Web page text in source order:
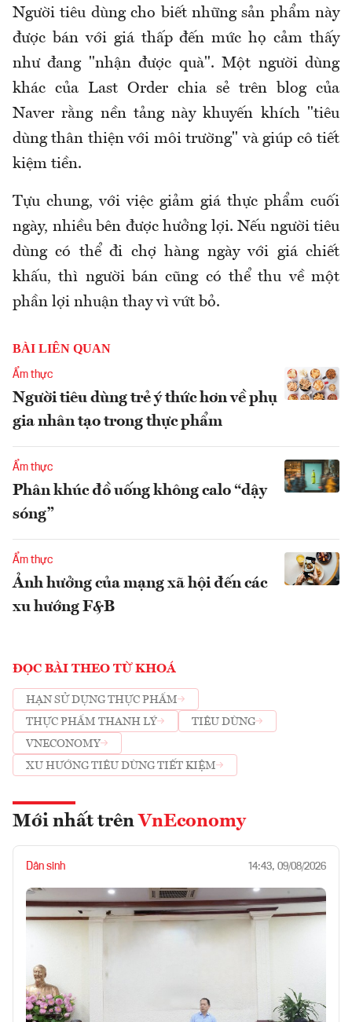
Người tiêu dùng cho biết những sản phẩm này
được bán với giá thấp đến mức họ cảm thấy
như đang "nhận được quà". Một người dùng
khác của Last Order chia sẻ trên blog của
Naver rằng nền tảng này khuyến khích "tiêu
dùng thân thiện với môi trường" và giúp cô tiết
kiệm tiền.
Tựu chung, với việc giảm giá thực phẩm cuối
ngày, nhiều bên được hưởng lợi. Nếu người tiêu
dùng có thể đi chợhàngngày với giá chiết
khấu, thì người bán cũng có thể thu về một
phần lợi nhuận thay vì vứt bỏ.
BÀI LIÊN QUAN
Ẩm thực
Người tiêu dùng trẻ ý thức hơn về phụ
gia nhân tạo trong thực phẩm
Ẩm thực
Phân khúc đồ uống không calo “dậy
sóng”
Ẩm thực
Ảnh hưởng của mạng xã hội đến các
xu hướng F&B
ĐỌC BÀI THEO TỪ KHOÁ
HẠN SỬ DỤNG THỰC PHẨM
THỰC PHẨM THANH LÝ
TIÊU DÙNG
VNECONOMY
XU HƯỚNG TIÊU DÙNG TIẾT KIỆM
Mới nhất trên VnEconomy
Dân sinh 14:43, 09/08/2026